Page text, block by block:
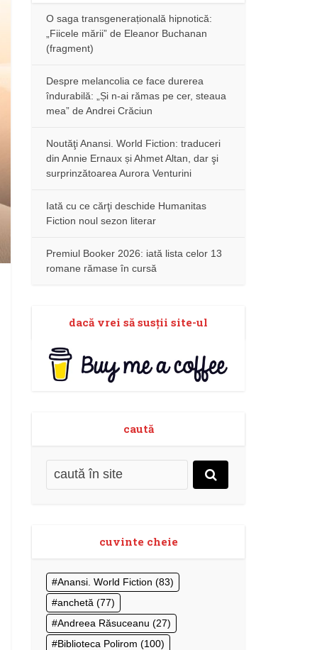
O saga transgenerațională hipnotică:
„Fiicele mării” de Eleanor Buchanan
(fragment)
Despre melancolia ce face durerea
îndurabilă: „Și n-ai rămas pe cer, steaua
mea” de Andrei Crăciun
Noutăţi Anansi. World Fiction: traduceri
din Annie Ernaux și Ahmet Altan, dar şi
surprinzătoarea Aurora Venturini
Iată cu ce cărţi deschide Humanitas
Fiction noul sezon literar
Premiul Booker 2026: iată lista celor 13
romane rămase în cursă
dacă vrei să susţii site-ul
caută
cuvinte cheie
Anansi. World Fiction (83)
anchetă (77)
Andreea Răsuceanu (27)
Biblioteca Polirom (100)